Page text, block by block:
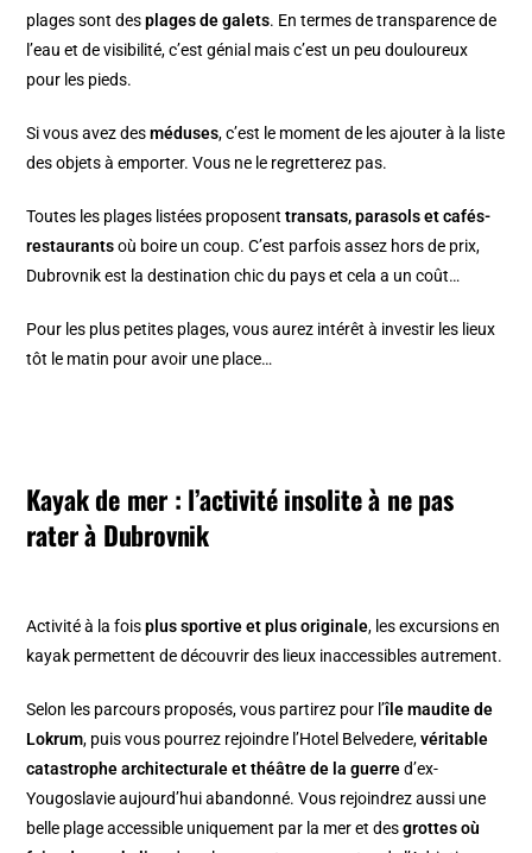
plages sont desplages de galets. En termes de transparence de
l’eau et de visibilité, c’est génial mais c’est un peu douloureux
pour les pieds.
Si vous avez desméduses, c’est le moment de les ajouter à la liste
des objets à emporter. Vous ne le regretterez pas.
Toutes les plages listées proposenttransats, parasols et cafés-
restaurantsoù boire un coup. C’est parfois assez hors de prix,
Dubrovnik est la destination chic du pays et cela a un coût…
Pour les plus petites plages, vous aurez intérêt à investir les lieux
tôt le matin pour avoir une place…
Kayak de mer : l’activité insolite à ne pas
rater à Dubrovnik
Activité à la foisplus sportive et plus originale, les excursions en
kayak permettent de découvrir des lieux inaccessibles autrement.
Selon les parcours proposés, vous partirez pour l’île maudite de
Lokrum, puis vous pourrez rejoindre l’Hotel Belvedere,véritable
catastrophe architecturale et théâtre de la guerred’ex-
Yougoslavie aujourd’hui abandonné. Vous rejoindrez aussi une
belle plage accessible uniquement par la mer et desgrottes où